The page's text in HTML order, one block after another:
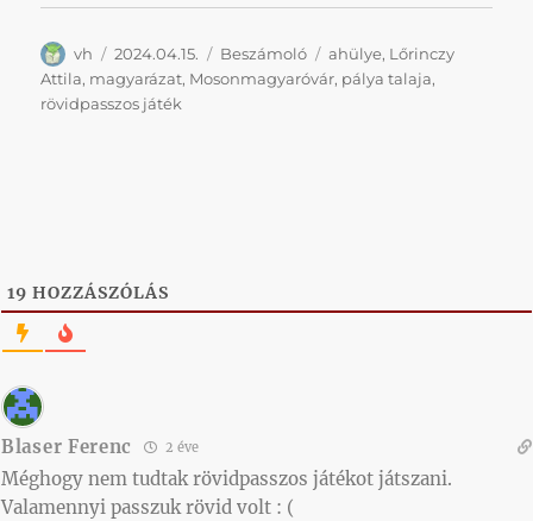
Szerző
vh Közzétéve
2024.04.15. Kategória
Beszámoló Címke
ahülye, Lőrinczy
Attila, magyarázat, Mosonmagyaróvár, pálya talaja,
rövidpasszos játék
19 HOZZÁSZÓLÁS
Blaser Ferenc 2 éve
Méghogy nem tudtak rövidpasszos játékot játszani.
Valamennyi passzuk rövid volt : (